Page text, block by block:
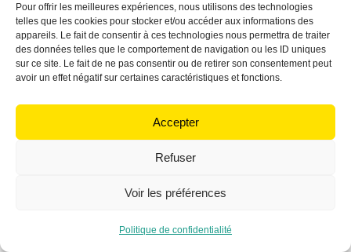
Pour offrir les meilleures expériences, nous utilisons des technologies
telles que les cookies pour stocker et/ou accéder aux informations des
appareils. Le fait de consentir à ces technologies nous permettra de traiter
des données telles que le comportement de navigation ou les ID uniques
sur ce site. Le fait de ne pas consentir ou de retirer son consentement peut
avoir un effet négatif sur certaines caractéristiques et fonctions.
Accepter
Refuser
Voir les préférences
Politique de confidentialité
recyclée, apportera-t-il une valeur ajoutée
au nouveau produit, un avantage
quelconque propre à compenser ce surcoût
?
Très sincèrement et même si nous ne
sommes pas des spécialistes de la
Conclusion